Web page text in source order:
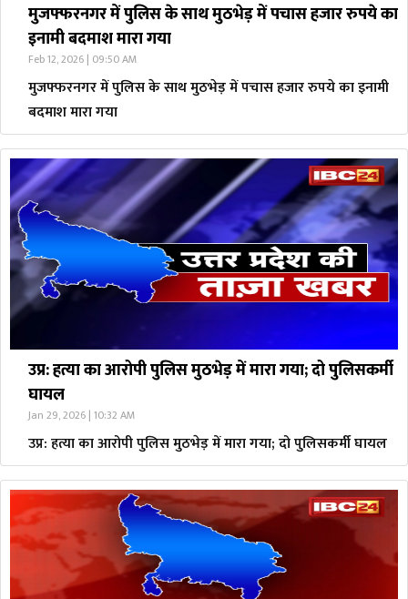
मुजफ्फरनगर में पुलिस के साथ मुठभेड़ में पचास हजार रुपये का
इनामी बदमाश मारा गया
Feb 12, 2026 | 09:50 AM
मुजफ्फरनगर में पुलिस के साथ मुठभेड़ में पचास हजार रुपये का इनामी
बदमाश मारा गया
उप्र: हत्या का आरोपी पुलिस मुठभेड़ में मारा गया; दो पुलिसकर्मी
घायल
Jan 29, 2026 | 10:32 AM
उप्र: हत्या का आरोपी पुलिस मुठभेड़ में मारा गया; दो पुलिसकर्मी घायल